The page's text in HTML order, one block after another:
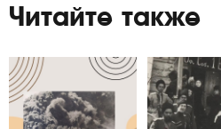
Читайте также